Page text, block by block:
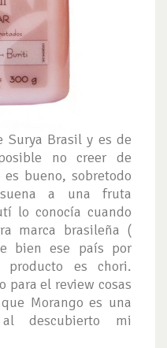
Surya Brasil y es de
no creer de
bueno, sobretodo
a una fruta
lo conocía cuando
marca brasileña (
bien ese país por
es chori.
para el review cosas
Morango es una
descubierto mi